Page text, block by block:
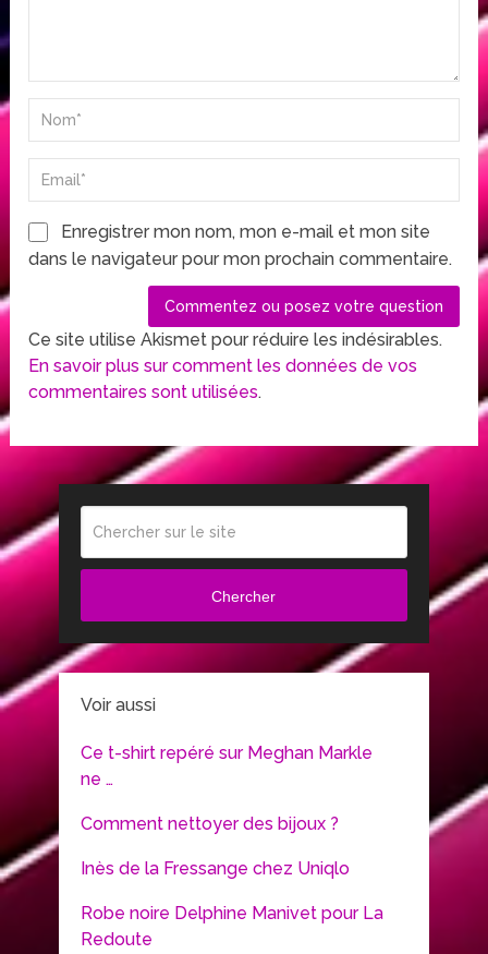
Enregistrer mon nom, mon e-mail et mon site
dans le navigateur pour mon prochain commentaire.
Ce site utilise Akismet pour réduire les indésirables.
En savoir plus sur comment les données de vos
commentaires sont utilisées.
Chercher
Voir aussi
Ce t-shirt repéré sur Meghan Markle
ne …
Comment nettoyer des bijoux ?
Inès de la Fressange chez Uniqlo
Robe noire Delphine Manivet pour La
Redoute